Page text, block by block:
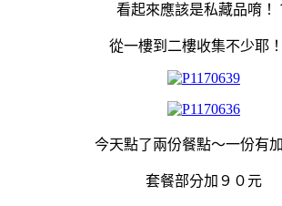
看起來應該是私藏品唷！
從一樓到二樓收集不少耶！
今天點了兩份餐點～一份有
套餐部分加９０元